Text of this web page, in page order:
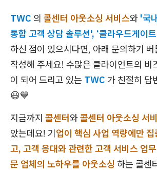
TWC 의 콜센터 아웃소싱 서비스와 '국
통합 고객 상담 솔루션', ‘클라우드게이
하신 점이 있으시다면, 아래 문의하기
작성해 주세요! 수많은 클라이언트의 비
이 되어 드리고 있는 TWC 가 친절히 답
😃💙
​지금까지 콜센터와콜센터 아웃소싱 서
았는데요! 기업이 핵심 사업 역량에만
고, 고객 응대와 관련한 고객 서비스 업
문 업체의 노하우를 아웃소싱 하는 콜센